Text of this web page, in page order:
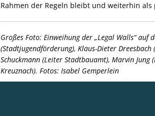
Rahmen der Regeln bleibt und weiterhin
Großes Foto: Einweihung der „Legal Walls“ auf
(Stadtjugendförderung), Klaus-Dieter
Schuckmann (Leiter Stadtbauamt), Marvin
Kreuznach). Fotos: Isabel Gemperlein